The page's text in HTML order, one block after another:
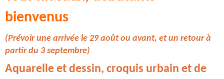
bienvenus
(Prévoir une arrivée le 29 août ou avant, et un retour à
partir du 3 septembre)
Aquarelle et dessin, croquis urbain et de